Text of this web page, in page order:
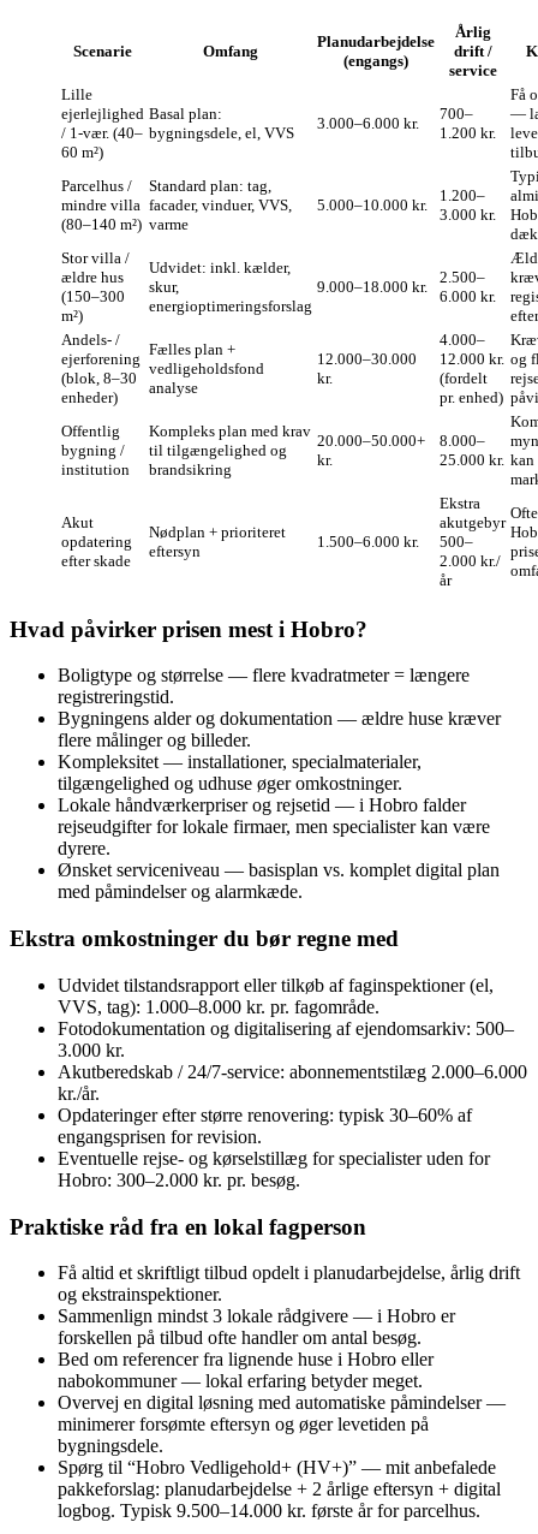
Scenarie Omfang
Planudarbejdelse
(engangs)
Årlig
drift /
service
Lille
ejerlejlighed
/ 1-vær. (40–
60 m²)
Basal plan:
bygningsdele, el, VVS
3.000–6.000 kr.
700–
1.200 kr.
Få
—
Parcelhus /
mindre villa
(80–140 m²)
Standard plan: tag,
facader, vinduer, VVS,
varme
5.000–10.000 kr.
1.200–
3.000 kr.
Stor villa /
ældre hus
(150–300
m²)
Udvidet: inkl. kælder,
skur,
energioptimeringsforslag
9.000–18.000 kr.
2.500–
6.000 kr.
Andels- /
ejerforening
(blok, 8–30
enheder)
Fælles plan +
vedligeholdsfond
analyse
12.000–30.000
kr.
4.000–
12.000 kr.
(fordelt
pr. enhed)
og
Offentlig
bygning /
institution
Kompleks plan med krav
til tilgængelighed og
brandsikring
20.000–50.000+
kr.
8.000–
25.000 kr. kan
Akut
opdatering
efter skade
Nødplan + prioriteret
eftersyn
1.500–6.000 kr.
Ekstra
akutgebyr
500–
2.000 kr./
år
Hvad påvirker prisen mest i Hobro?
Boligtype og størrelse — flere kvadratmeter = længere
registreringstid.
Bygningens alder og dokumentation — ældre huse kræver
flere målinger og billeder.
Kompleksitet — installationer, specialmaterialer,
tilgængelighed og udhuse øger omkostninger.
Lokale håndværkerpriser og rejsetid — i Hobro falder
rejseudgifter for lokale firmaer, men specialister kan være
dyrere.
Ønsket serviceniveau — basisplan vs. komplet digital plan
med påmindelser og alarmkæde.
Ekstra omkostninger du bør regne med
Udvidet tilstandsrapport eller tilkøb af faginspektioner (el,
VVS, tag): 1.000–8.000 kr. pr. fagområde.
Fotodokumentation og digitalisering af ejendomsarkiv: 500–
3.000 kr.
Akutberedskab / 24/7-service: abonnementstilæg 2.000–6.000
kr./år.
Opdateringer efter større renovering: typisk 30–60% af
engangsprisen for revision.
Eventuelle rejse- og kørselstillæg for specialister uden for
Hobro: 300–2.000 kr. pr. besøg.
Praktiske råd fra en lokal fagperson
Få altid et skriftligt tilbud opdelt i planudarbejdelse, årlig drift
og ekstrainspektioner.
Sammenlign mindst 3 lokale rådgivere — i Hobro er
forskellen på tilbud ofte handler om antal besøg.
Bed om referencer fra lignende huse i Hobro eller
nabokommuner — lokal erfaring betyder meget.
Overvej en digital løsning med automatiske påmindelser —
minimerer forsømte eftersyn og øger levetiden på
bygningsdele.
Spørg til “Hobro Vedligehold+ (HV+)” — mit anbefalede
pakkeforslag: planudarbejdelse + 2 årlige eftersyn + digital
logbog. Typisk 9.500–14.000 kr. første år for parcelhus.